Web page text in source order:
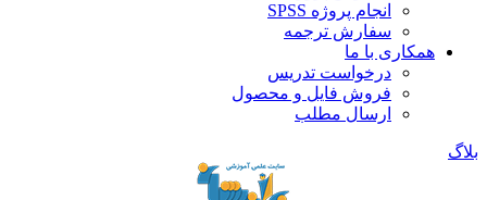
انجام پروژه SPSS
سفارش ترجمه
همکاری با ما
درخواست تدریس
فروش فایل و محصول
ارسال مطلب
بلاگ